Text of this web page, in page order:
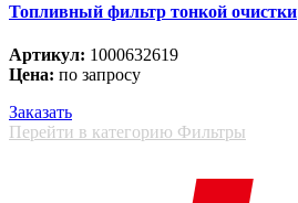
Топливный фильтр тонкой очистки
Артикул: 1000632619
Цена: по запросу
Заказать
Перейти в категорию Фильтры